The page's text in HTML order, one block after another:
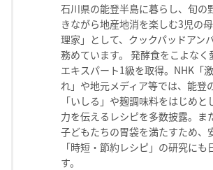
石川県の能登半島に暮らし、旬の
きながら地産地消を楽しむ3児の
理家」として、クックパッドアン
務めています。 発酵食をこよなく
エキスパート1級を取得。NHK「
れ」や地元メディア等では、能登
「いしる」や麹調味料をはじめ
力を伝えるレシピを多数披露。ま
子どもたちの胃袋を満たすため、
「時短・節約レシピ」の研究にも
す。